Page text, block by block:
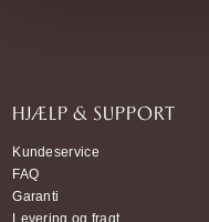
HJÆLP & SUPPORT
Kundeservice
FAQ
Garanti